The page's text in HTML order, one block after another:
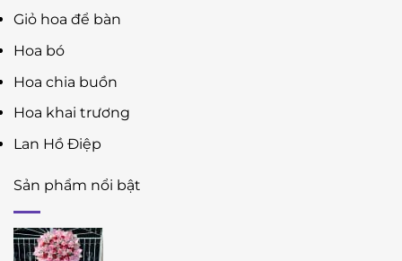
Giỏ hoa để bàn
Hoa bó
Hoa chia buồn
Hoa khai trương
Lan Hồ Điệp
Sản phẩm nổi bật